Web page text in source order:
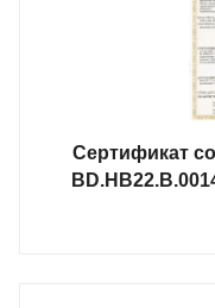
Сертификат